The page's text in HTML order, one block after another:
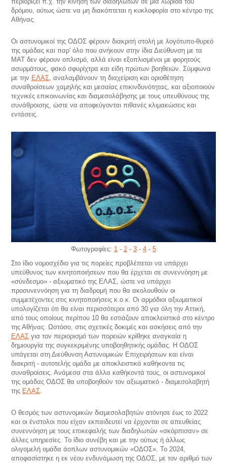
δρόμου, ούτως ώστε να μη διακόπτεται η κυκλοφορία στο κέντρο της
Αθήνας.
Οι αστυνομικοί της ΟΔΟΣ φέρουν διακριτή στολή με λογότυπο-θυρεό
της ομάδας και παρ' όλο που ανήκουν στην ίδια Διεύθυνση με τα
ΜΑΤ δεν φέρουν οπλισμό, αλλά είναι εξοπλισμένοι με φορητούς
ασυρμάτους, φακό σφυρίχτρα και είδη πρώτων βοηθειών. Σύμφωνα
με την ΕΛΑΣ, αναλαμβάνουν τη διαχείριση και οριοθέτηση
συναθροίσεων χαμηλής και μεσαίας επικινδυνότητας, και αξιοποιούν
τεχνικές επικοινωνίας και διαμεσολάβησης με τους υπευθύνους της
συνάθροισης, ώστε να αποφεύγονται πιθανές κλιμακώσεις και
εντάσεις.
Φωτογραφίες: 1- 2- 3- 4- 5
Στο ίδιο νομοσχέδιο για τις πορείες προβλέπεται να υπάρχει
υπεύθυνος των κινητοποιήσεων που θα έρχεται σε συνεννόηση με
«σύνδεσμο» - αξιωματικό της ΕΛΑΣ, ώστε να υπάρχει
προσυνεννόηση για τη διαδρομή που θα ακολουθούν οι
συμμετέχοντες στις κινητοποιήσεις κ.ο.κ. Οι αρμόδιοι αξιωματικοί
υπολογίζεται ότι θα είναι περισσότεροι από 30 για όλη την Αττική,
από τους οποίους περίπου 10 θα εστιάζουν αποκλειστικά στο κέντρο
της Αθήνας. Ωστόσο, στις σχετικές δοκιμές και ασκήσεις από την
ΕΛΑΣγια τον περιορισμό των πορειών κρίθηκε αναγκαία η
δημιουργία της συγκεκριμένης υποβοηθητικής ομάδας. Η ΟΔΟΣ
υπάγεται στη Διεύθυνση Αστυνομικών Επιχειρήσεων και είναι
διακριτή - αυτοτελής ομάδα με αποκλειστικά καθήκοντα τις
συναθροίσεις. Ανάμεσα στα άλλα καθήκοντά τους, οι αστυνομικοί
της ομάδας ΟΔΟΣ θα υποβοηθούν τον αξιωματικό - διαμεσολαβητή
της ΕΛΑΣ.
Ο θεσμός των αστυνομικών διαμεσολαβητών ατόνησε έως το 2022
και οι ένστολοι που είχαν εκπαιδευτεί να έρχονται σε απευθείας
συνεννόηση με τους επικεφαλής των διαδηλωτών «σκόρπισαν» σε
άλλες υπηρεσίες. Το ίδιο συνέβη και με την ούτως ή άλλως
ολιγομελή ομάδα άοπλων αστυνομικών «ΟΔΟΣ». Το 2024,
αποφασίστηκε η εκ νέου ενδυνάμωση της ΟΔΟΣ, με τον αριθμό των